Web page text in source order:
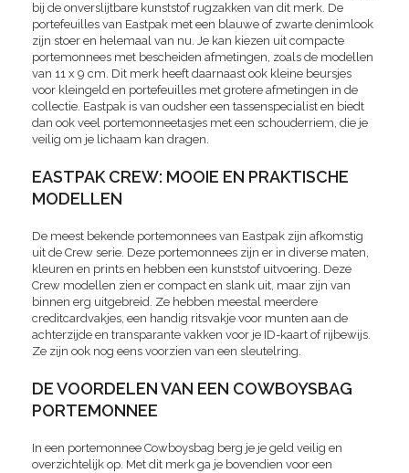
bij de onverslijtbare kunststof rugzakken van dit merk. De
portefeuilles van Eastpak met een blauwe of zwarte denimlook
zijn stoer en helemaal van nu. Je kan kiezen uit compacte
portemonnees met bescheiden afmetingen, zoals de modellen
van 11 x 9 cm. Dit merk heeft daarnaast ook kleine beursjes
voor kleingeld en portefeuilles met grotere afmetingen in de
collectie. Eastpak is van oudsher een tassenspecialist en biedt
dan ook veel portemonneetasjes met een schouderriem, die je
veilig om je lichaam kan dragen.
EASTPAK CREW: MOOIE EN PRAKTISCHE
MODELLEN
De meest bekende portemonnees van Eastpak zijn afkomstig
uit de Crew serie. Deze portemonnees zijn er in diverse maten,
kleuren en prints en hebben een kunststof uitvoering. Deze
Crew modellen zien er compact en slank uit, maar zijn van
binnen erg uitgebreid. Ze hebben meestal meerdere
creditcardvakjes, een handig ritsvakje voor munten aan de
achterzijde en transparante vakken voor je ID-kaart of rijbewijs.
Ze zijn ook nog eens voorzien van een sleutelring.
DE VOORDELEN VAN EEN COWBOYSBAG
PORTEMONNEE
In een portemonnee Cowboysbag berg je je geld veilig en
overzichtelijk op. Met dit merk ga je bovendien voor een